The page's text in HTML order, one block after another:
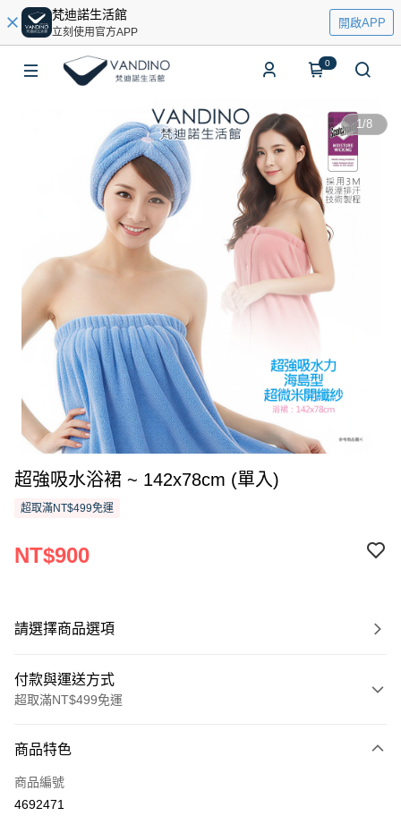
梵迪諾生活館
立刻使用官方APP
開啟APP
0
1/8
超強吸水浴裙 ~ 142x78cm (單入)
超取滿NT$499免運
NT$900
請選擇商品選項
付款與運送方式
超取滿NT$499免運
信用卡一次付款
信用卡分期付款
商品特色
商品編號
4692471